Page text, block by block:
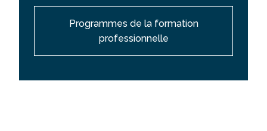
Programmes de la formation
professionnelle